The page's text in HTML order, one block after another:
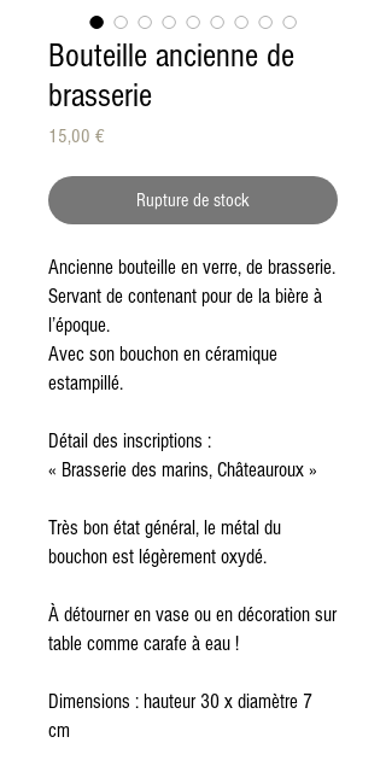
Bouteille ancienne de
brasserie
15,00 €Prix
Rupture de stock
Ancienne bouteille en verre, de brasserie.
Servant de contenant pour de la bière à
l’époque.
Avec son bouchon en céramique
estampillé.
Détail des inscriptions :
« Brasserie des marins, Châteauroux »
Très bon état général, le métal du
bouchon est légèrement oxydé.
À détourner en vase ou en décoration sur
table comme carafe à eau !
Dimensions : hauteur 30 x diamètre 7
cm